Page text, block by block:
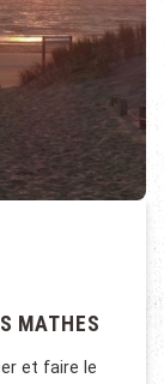
MATHES
et faire le